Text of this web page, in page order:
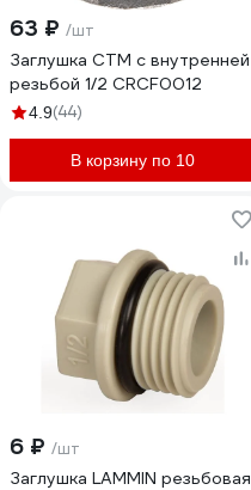
63 ₽ /шт
Заглушка СТМ с внутренней
резьбой 1/2 CRCF0012
4.9(44)
В корзину по 10
6 ₽ /шт
Заглушка LAMMIN резьбовая